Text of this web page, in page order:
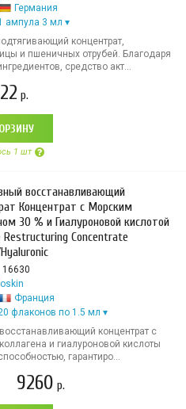
Германия
ампула 3 мл
концентрат,
и пшеничных отрубей. Благодаря
средство акт...
р.
1 шт
восстанавливающий
Концентрат с Морским
30 % и Гиалуроновой кислотой
Restructuring Concentrate
16630
Франция
флаконов по 1.5 мл
концентрат с
и гиалуроновой кислоты
гарантиро...
9260 р.